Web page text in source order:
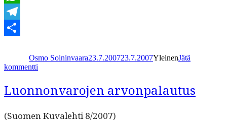
WhatsApp
Telegram
Osmo Soininvaara23.7.200723.7.2007YleinenJätä
kommentti
Luonnonvarojen arvonpalautus
(Suomen Kuvale­hti 8/2007)